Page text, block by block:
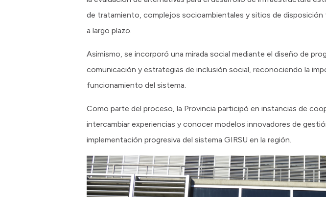
de tratamiento, complejos socioambientales y sitios de
a largo plazo.
Asimismo, se incorporó una mirada social mediante el diseño de
comunicación y estrategias de inclusión social, reconociendo la
funcionamiento del sistema.
Como parte del proceso, la Provincia participó en instancias de
intercambiar experiencias y conocer modelos innovadores de
implementación progresiva del sistema GIRSU en la región.